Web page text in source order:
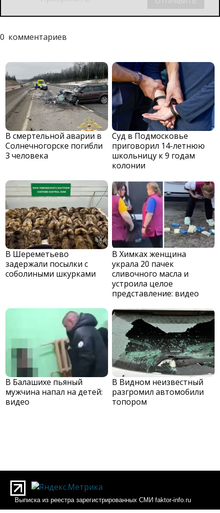
0 комментариев
В смертельной аварии в
Солнечногорске погибли
3 человека
Суд в Подмосковье
приговорил 14-летнюю
школьницу к 9 годам
колонии
В Шереметьево
задержали посылки с
соболиными шкурками
В Химках женщина
украла 20 пачек
сливочного масла и
устроила целое
представление: видео
В Балашихе пьяный
мужчина напал на детей:
видео
В Видном неизвестный
разгромил автомобили
топором
Выписка из реестра зарегистрированных СМИ faktor-info.ru